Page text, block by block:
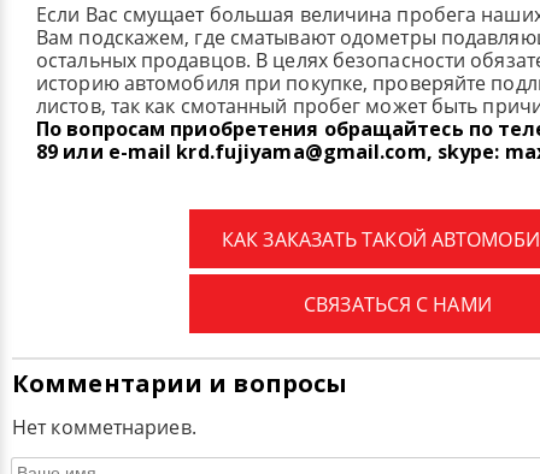
Если Вас смущает большая величина пробега
Вам подскажем, где сматывают одометры
остальных продавцов. В целях безопасности
историю автомобиля при покупке, проверяйте
листов, так как смотанный пробег может быть
По вопросам приобретения обращайтесь по
89 или e-mail krd.fujiyama@gmail.com, skype:
КАК ЗАКАЗАТЬ ТАКОЙ
СВЯЗАТЬСЯ С НАМИ
Комментарии и вопросы
Нет комметнариев.